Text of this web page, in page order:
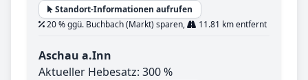
Standort-Informationen aufrufen
20 % ggü. Buchbach (Markt) sparen,
11.81 km entfernt
Aschau a.Inn
Aktueller Hebesatz: 300 %